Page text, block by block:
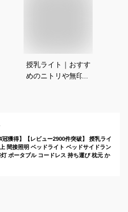
授乳ライト｜おすす
めのニトリや無印な
冠獲得】【レビュー2900件突破】 授乳ライ
間接照明 ベッドライト ベッドサイドラン
ポータブル コードレス 持ち運び 枕元 か